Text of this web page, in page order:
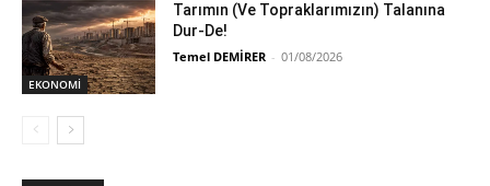
EKONOMİ
Tarımın (Ve Topraklarımızın) Talanına
Dur-De!
Temel DEMİRER - 01/08/2026